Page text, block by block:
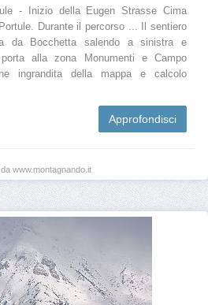
- Inizio della Eugen Strasse Cima
Durante il percorso ... Il sentiero
da Bocchetta salendo a sinistra e
alla zona Monumenti e Campo
ingrandita della mappa e calcolo
Approfondisci
www.montagnando.it